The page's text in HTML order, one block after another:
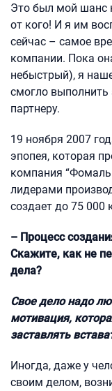
Это был мой шанс
от кого! И я им
сейчас – самое
компании. Пока
небыстрый), я
смогло выполнить
партнеру.
19 ноября 2007
эпопея, которая
компания
лидерами
создает до 75 000
– Процесс
Скажите, как не
дела?
Свое дело надо
мотивация,
заставлять
Иногда, даже у
своим делом,